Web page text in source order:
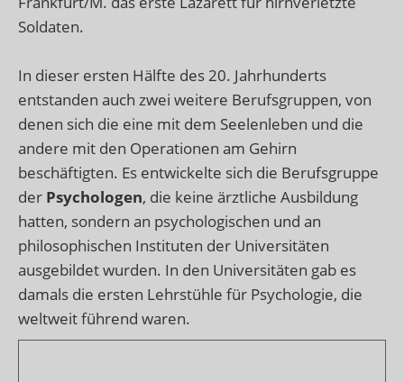
Soldaten.
In dieser ersten Hälfte des 20. Jahrhunderts
entstanden auch zwei weitere Berufsgruppen, von
denen sich die eine mit dem Seelenleben und die
andere mit den Operationen am Gehirn
beschäftigten. Es entwickelte sich die Berufsgruppe
der Psychologen, die keine ärztliche Ausbildung
hatten, sondern an psychologischen und an
philosophischen Instituten der Universitäten
ausgebildet wurden. In den Universitäten gab es
damals die ersten Lehrstühle für Psychologie, die
weltweit führend waren.